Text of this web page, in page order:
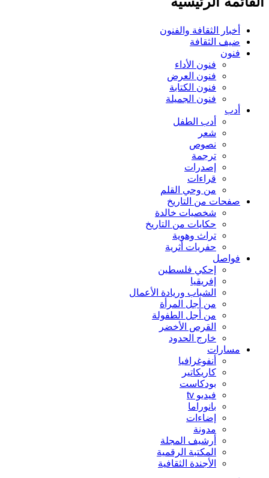
أخبار الثقافة والفنون
ضيف الثقافة
فنون
فنون الأداء
فنون العرض
فنون الكتابة
فنون الجميلة
أدب
أدب الطفل
شعر
نصوص
ترجمة
إصدرات
قراءات
من وحي القلم
صفحات من التاريخ
شخصيات خالدة
حكايات من التاريخ
تراث وهوية
حفريات أثرية
فواصل
إحكي فلسطين
إفريقيا
الشباب وريادة الأعمال
من أجل المرأة
من أجل الطفولة
القرص الأخضر
خارج الحدود
مسارات
أنفوغرافيا
كاريكاتير
بودكاست
فيديو tv
بانوراما
إضاءات
مدونة
أرشيف المجلة
المكتبة الرقمية
الأجندة الثقافية